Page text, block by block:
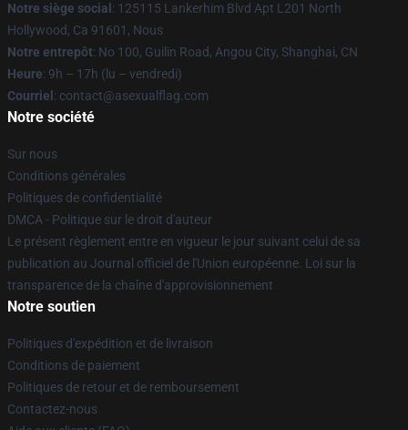
Notre siège social : 125115 Lankerhim Blvd Apt L201 North
Hollywood, Ca 91601, Nous
Notre entrepôt: No 100, Guilin Road, Angou City, Shanghai, CN
Heure: 9h – 17h (lu – vendredi)
Courriel : contact@asexualflag.com
Notre société
Sur nous
Conditions générales
Politiques de confidentialité
DMCA - Politique sur le droit d'auteur
Le présent règlement entre en vigueur le jour suivant celui de sa
publication au Journal officiel de l'Union européenne. Loi sur la
transparence de la chaîne d'approvisionnement
Notre soutien
Politiques d'expédition et de livraison
Conditions de paiement
Politiques de retour et de remboursement
Contactez-nous